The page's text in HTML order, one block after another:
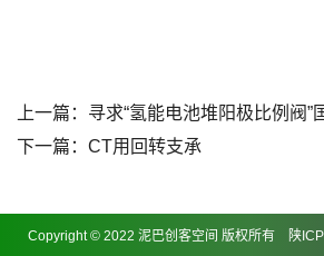
上一篇： 寻求“氢能电池堆阳极比例阀”
下一篇： CT用回转支承
Copyright © 2022 泥巴创客空间 版权所有 陕